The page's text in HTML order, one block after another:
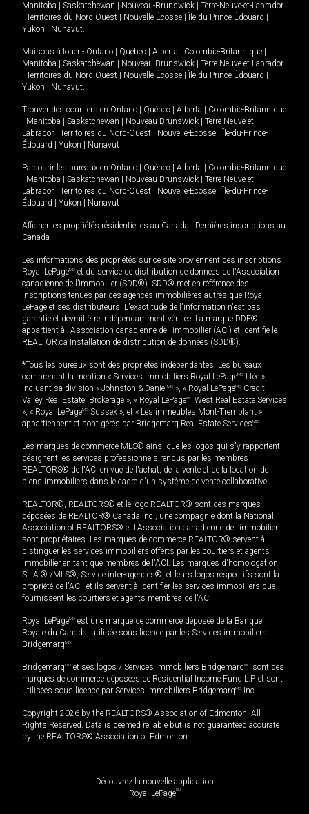
Manitoba
Saskatchewan Nouveau-Brunswick
Terre-Neuve-et-Labrador
Territoires du Nord-Ouest Nouvelle-Écosse Île-du-Prince-Édouard
Yukon
Nunavut.
Maisons à louer - Ontario Québec Alberta Colombie-Britannique
Manitoba
Saskatchewan Nouveau-Brunswick
Terre-Neuve-et-Labrador
Territoires du Nord-Ouest Nouvelle-Écosse Île-du-Prince-Édouard
Yukon
Nunavut.
Trouver des courtiers en Ontario Québec Alberta
Colombie-Britannique
Manitoba Saskatchewan Nouveau-Brunswick
Terre-Neuve-et-
Labrador
Territoires du Nord-Ouest Nouvelle-Écosse
Île-du-Prince-
Édouard
Yukon Nunavut
Parcourir les bureaux en Ontario Québec Alberta
Colombie-Britannique
Manitoba Saskatchewan Nouveau-Brunswick
Terre-Neuve-et-
Labrador
Territoires du Nord-Ouest Nouvelle-Écosse
Île-du-Prince-
Édouard
Yukon Nunavut
Afficher les propriétés résidentielles au Canada
Dernières inscriptions au
Canada
Les informations des propriétés sur ce site proviennent des inscriptions
Royal LePageMD et du service de distribution de données de l'Association
canadienne de l’immobilier (SDD®). SDD® met en référence des
inscriptions tenues par des agences immobilières autres que Royal
LePage et ses distributeurs. L'exactitude de l'information n'est pas
garantie et devrait être indépendamment vérifiée. La marque DDF®
appartient à l'Association canadienne de l’immobilier (ACI) et identifie le
REALTOR.ca Installation de distribution de données (SDD®).
*Tous les bureaux sont des propriétés indépendantes. Les bureaux
comprenant la mention « Services immobiliers Royal LePageMD Ltée »,
incluant sa division « Johnston & Daniel MD », « Royal LePageMD Credit
Valley Real Estate, Brokerage », « Royal LePageMD West Real Estate Services
», « Royal LePageMD Sussex », et « Les immeubles Mont-Tremblant »
appartiennent et sont gérés par Bridgemarq Real Estate ServicesMD.
Les marques de commerce MLS® ainsi que les logos qui s'y rapportent
désignent les services professionnels rendus par les membres
REALTORS® de l'ACI en vue de l'achat, de la vente et de la location de
biens immobiliers dans le cadre d'un système de vente collaborative.
REALTOR®, REALTORS® et le logo REALTOR® sont des marques
déposées de REALTOR® Canada Inc., une compagnie dont la National
Association of REALTORS® et l'Association canadienne de l’immobilier
sont propriétaires. Les marques de commerce REALTOR® servent à
distinguer les services immobiliers offerts par les courtiers et agents
immobilier en tant que membres de l'ACI. Les marques d'homologation
S.I.A.® /MLS®, Service inter-agences®, et leurs logos respectifs sont la
propriété de l'ACI, et ils servent à identifier les services immobiliers que
fournissent les courtiers et agents membres de l'ACI.
Royal LePageMD est une marque de commerce déposée de la Banque
Royale du Canada, utilisée sous licence par les Services immobiliers
BridgemarqMD.
BridgemarqMD et ses logos / Services immobiliers BridgemarqMD sont des
marques de commerce déposées de Residential Income Fund L.P. et sont
utilisées sous licence par Services immobiliers BridgemarqMD Inc.
Copyright 2026 by the REALTORS® Association of Edmonton. All
Rights Reserved. Data is deemed reliable but is not guaranteed accurate
by the REALTORS® Association of Edmonton.
Découvrez la nouvelle application
Royal LePageMD